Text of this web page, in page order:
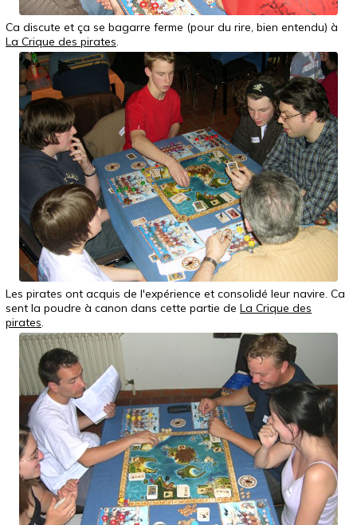
Ca discute et ça se bagarre ferme (pour du rire, bien entendu) à
La Crique des pirates.
Les pirates ont acquis de l'expérience et consolidé leur navire. Ca
sent la poudre à canon dans cette partie de La Crique des
pirates.